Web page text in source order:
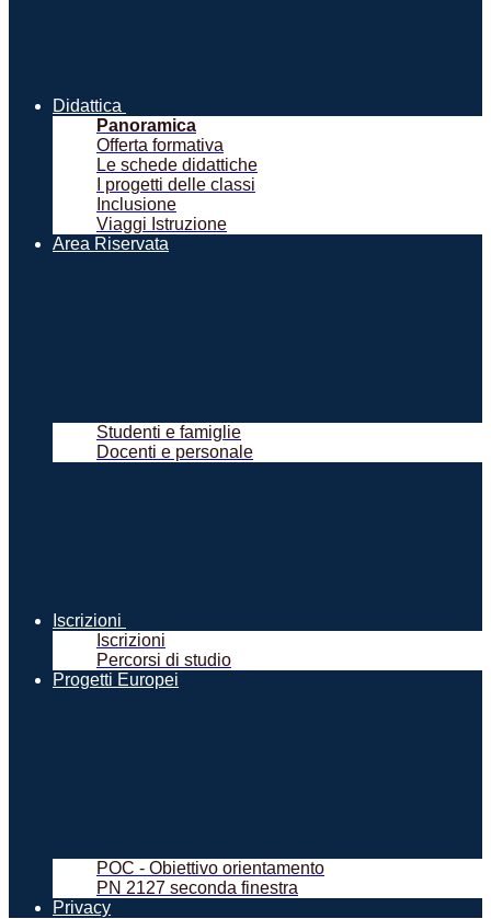
Didattica
Panoramica
Offerta formativa
Le schede didattiche
I progetti delle classi
Inclusione
Viaggi Istruzione
Area Riservata
Studenti e famiglie
Docenti e personale
Iscrizioni
Iscrizioni
Percorsi di studio
Progetti Europei
POC - Obiettivo orientamento
PN 2127 seconda finestra
Privacy